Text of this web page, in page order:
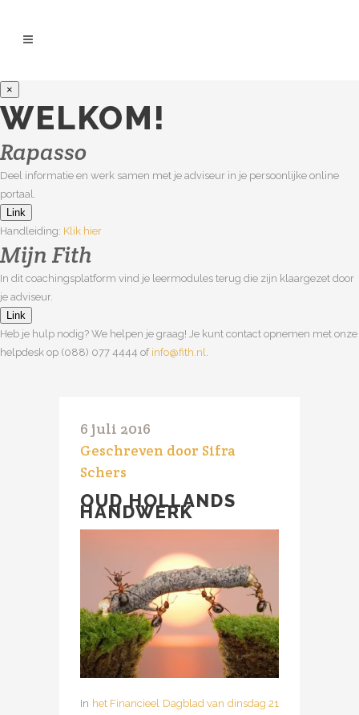
×
WELKOM!
Rapasso
Deel informatie en werk samen met je adviseur in je persoonlijke online
portaal.
Link
Handleiding: Klik hier
Mijn Fith
In dit coachingsplatform vind je leermodules terug die zijn klaargezet door
je adviseur.
Link
Heb je hulp nodig? We helpen je graag! Je kunt contact opnemen met onze
helpdesk op (088) 077 4444 of info@fith.nl.
6 juli 2016
Geschreven door Sifra
Schers
OUD HOLLANDS
HANDWERK
In het Financieel Dagblad van dinsdag 21